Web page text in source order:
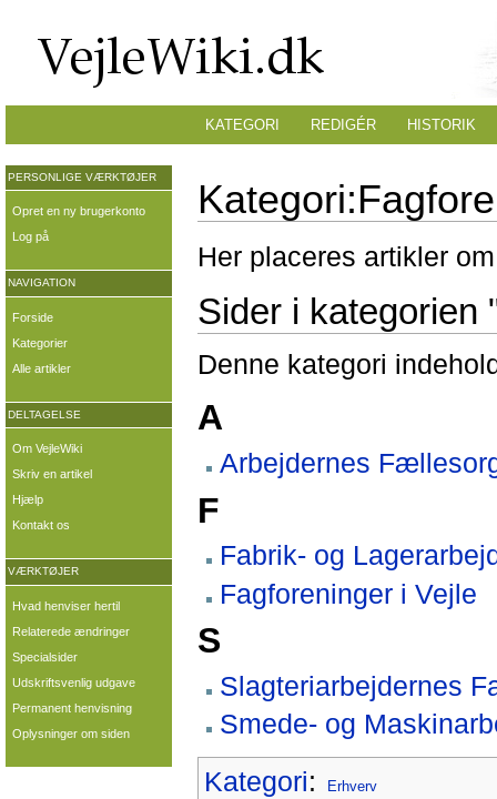
Her placeres artikler
Sider i kategorien
Denne kategori
A
Arbejdernes
F
Fabrik- og
Fagforeninger i Vejle
S
Slagteriarbejdernes
Smede- og
Kategori: Erhverv
KATEGORI REDIGÉR HISTORIK
PERSONLIGE VÆRKTØJER
Opret en ny brugerkonto
Log på
NAVIGATION
Forside
Kategorier
Alle artikler
DELTAGELSE
Om VejleWiki
Skriv en artikel
Hjælp
Kontakt os
VÆRKTØJER
Hvad henviser hertil
Relaterede ændringer
Specialsider
Udskriftsvenlig udgave
Permanent henvisning
Oplysninger om siden